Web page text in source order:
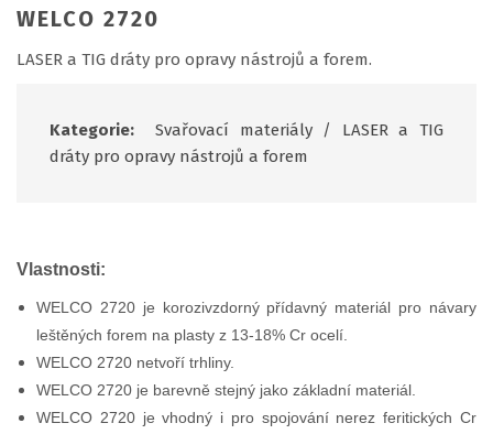
WELCO 2720
LASER a TIG dráty pro opravy nástrojů a forem.
Kategorie: Svařovací materiály/
LASER a TIG
dráty pro opravy nástrojů a forem
Vlastnosti:
WELCO 2720 je korozivzdorný přídavný materiál pro návary
leštěných forem na plasty z 13-18% Cr ocelí.
WELCO 2720 netvoří trhliny.
WELCO 2720 je barevně stejný jako základní materiál.
WELCO 2720 je vhodný i pro spojování nerez feritických Cr